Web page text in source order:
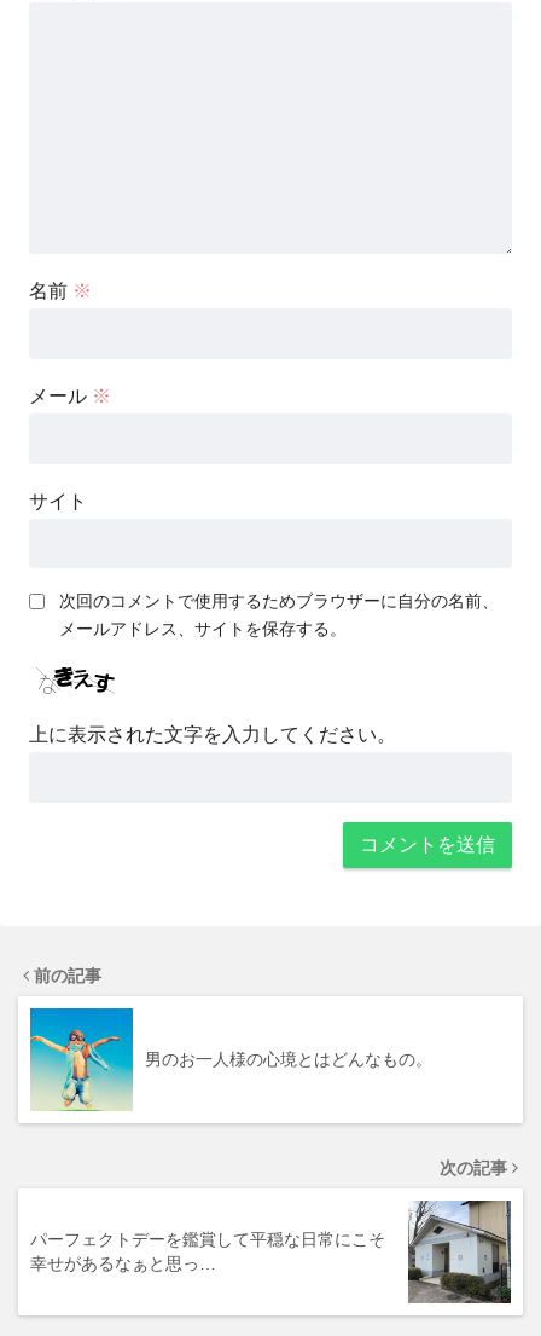
名前 ※
メール ※
サイト
次回のコメントで使用するためブラウザーに自分の名前、
メールアドレス、サイトを保存する。
上に表示された文字を入力してください。
前の記事
男のお一人様の心境とはどんなもの。
次の記事
パーフェクトデーを鑑賞して平穏な日常にこそ
幸せがあるなぁと思っ…